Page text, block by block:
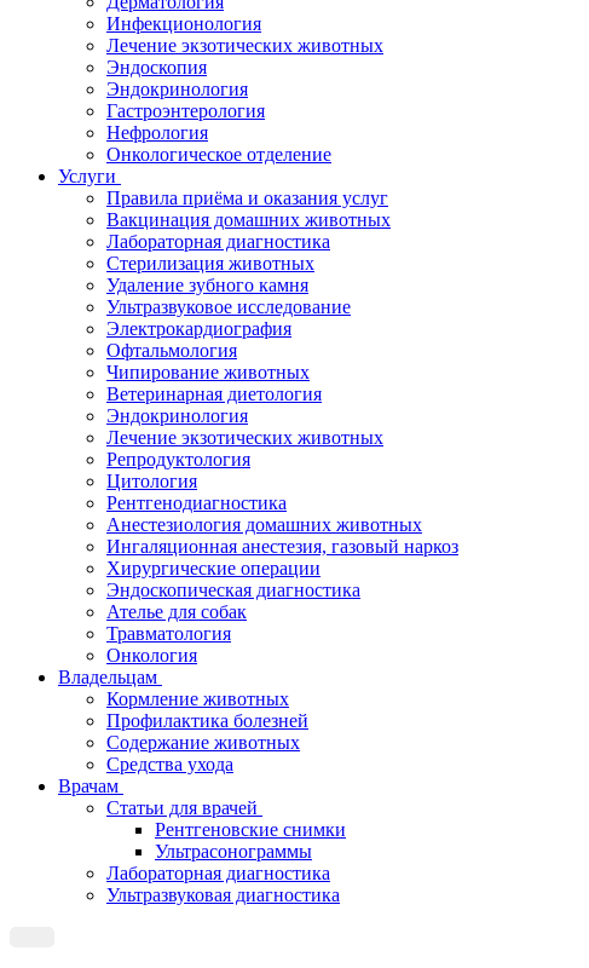
Инфекционология
Лечение экзотических животных
Эндоскопия
Эндокринология
Гастроэнтерология
Нефрология
Онкологическое отделение
Услуги
Правила приёма и оказания услуг
Вакцинация домашних животных
Лабораторная диагностика
Стерилизация животных
Удаление зубного камня
Ультразвуковое исследование
Электрокардиография
Офтальмология
Чипирование животных
Ветеринарная диетология
Эндокринология
Лечение экзотических животных
Репродуктология
Цитология
Рентгенодиагностика
Анестезиология домашних животных
Ингаляционная анестезия, газовый наркоз
Хирургические операции
Эндоскопическая диагностика
Ателье для собак
Травматология
Онкология
Владельцам
Кормление животных
Профилактика болезней
Содержание животных
Средства ухода
Врачам
Статьи для врачей
Рентгеновские снимки
Ультрасонограммы
Лабораторная диагностика
Ультразвуковая диагностика